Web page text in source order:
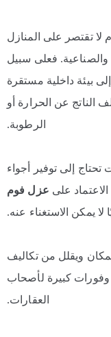
لا تقتصر على المنازل
والصناعية. فعلى سبيل
بيئة داخلية مستقرة
الناتج عن الحرارة أو
الرطوبة.
إلى توفير أجواء
على عزل فوم
لا يمكن الاستغناء عنه.
ويقلل من تكاليف
وفورات كبيرة لأصحاب
العقارات.